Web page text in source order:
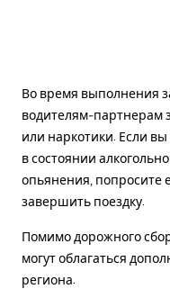
Во время выполнения
водителям-партнерам
или наркотики. Если вы
в состоянии
опьянения, попросите
завершить поездку.
Помимо дорожного
могут облагаться
региона.